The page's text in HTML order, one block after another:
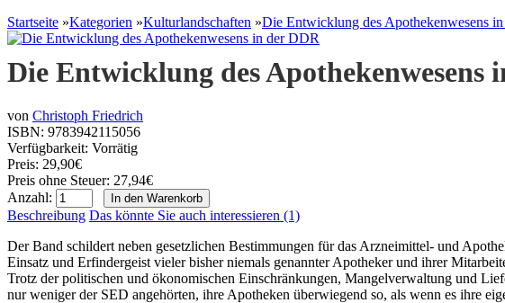
Startseite »Kategorien »Kulturlandschaften »Die Entwicklung des Apothekenwesens
Die Entwicklung des Apothekenwesens
von Christoph Friedrich
ISBN: 9783942115056
Verfügbarkeit: Vorrätig
Preis: 29,90€
Preis ohne Steuer: 27,94€
Anzahl:
Beschreibung Das könnte Sie auch interessieren (1)
Der Band schildert neben gesetzlichen Bestimmungen für das Arzneimittel- und
Einsatz und Erfindergeist vieler bisher niemals genannter Apotheker und ihrer
Trotz der politischen und ökonomischen Einschränkungen, Mangelverwaltung und
nur weniger der SED angehörten, ihre Apotheken überwiegend so, als wenn es ihre